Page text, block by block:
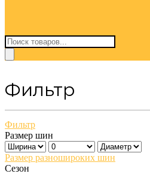
Поиск
товаров
Фильтр
Фильтр
Размер шин
Размер разношироких шин
Сезон